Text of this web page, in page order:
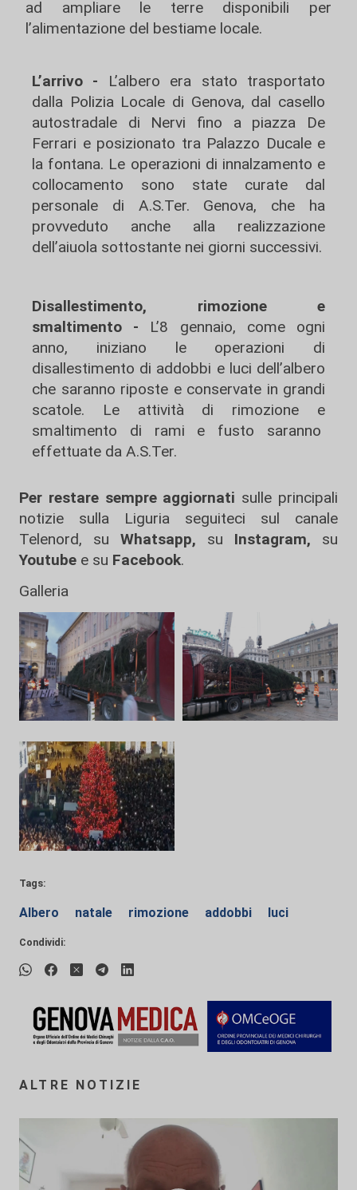
ad ampliare le terre disponibili per
l’alimentazione del bestiame locale.
L’arrivo - L’albero era stato trasportato
dalla Polizia Locale di Genova, dal casello
autostradale di Nervi fino a piazza De
Ferrari e posizionato tra Palazzo Ducale e
la fontana. Le operazioni di innalzamento e
collocamento sono state curate dal
personale di A.S.Ter. Genova, che ha
provveduto anche alla realizzazione
dell’aiuola sottostante nei giorni successivi.
Disallestimento, rimozione e
smaltimento - L’8 gennaio, come ogni
anno, iniziano le operazioni di
disallestimento di addobbi e luci dell’albero
che saranno riposte e conservate in grandi
scatole. Le attività di rimozione e
smaltimento di rami e fusto saranno
effettuate da A.S.Ter.
Per restare sempre aggiornati sulle principali
notizie sulla Liguria seguiteci sul canale
Telenord, su
Whatsapp, su Instagram, su
Youtube e su Facebook.
Galleria
Tags:
Albero natale rimozione addobbi luci
Condividi:
ALTRE NOTIZIE